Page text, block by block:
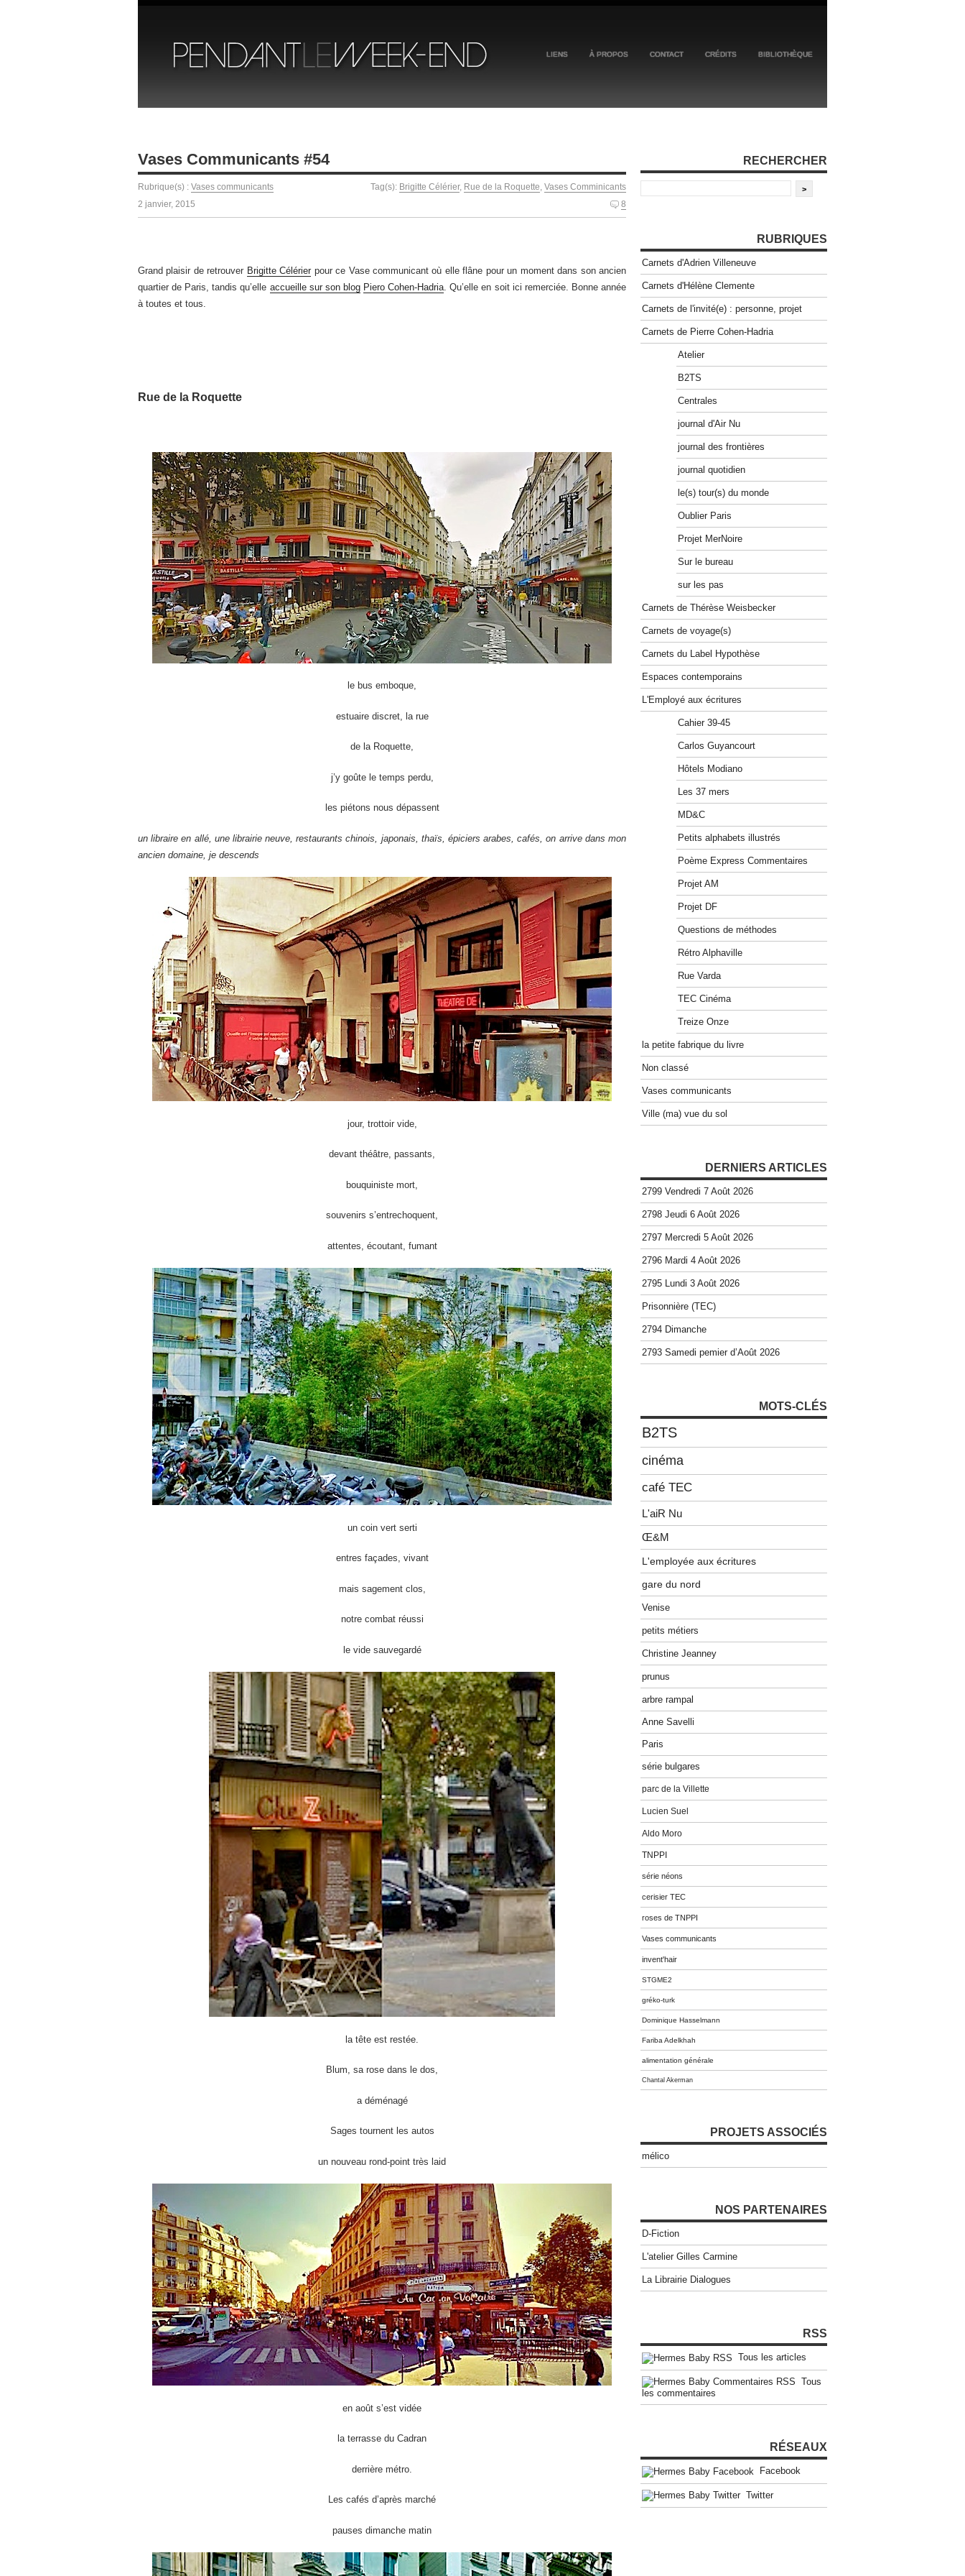
LIENS À PROPOS CONTACT CRÉDITS BIBLIOTHÈQUE
Vases Communicants #54
Rubrique(s) : Vases communicants Tag(s): Brigitte Célérier, Rue de la Roquette, Vases Comminicants
2 janvier, 2015
8
Grand plaisir de retrouver Brigitte Célérier pour ce Vase communicant où elle flâne pour un moment dans son ancien
quartier de Paris, tandis qu’elle accueille sur son blog Piero Cohen-Hadria. Qu’elle en soit ici remerciée. Bonne année
à toutes et tous.
Rue de la Roquette
le bus emboque,
estuaire discret, la rue
de la Roquette,
j’y goûte le temps perdu,
les piétons nous dépassent
un libraire en allé, une librairie neuve, restaurants chinois, japonais, thaïs, épiciers arabes, cafés, on arrive dans mon
ancien domaine, je descends
jour, trottoir vide,
devant théâtre, passants,
bouquiniste mort,
souvenirs s’entrechoquent,
attentes, écoutant, fumant
un coin vert serti
entres façades, vivant
mais sagement clos,
notre combat réussi
le vide sauvegardé
la tête est restée.
Blum, sa rose dans le dos,
a déménagé
Sages tournent les autos
un nouveau rond-point très laid
en août s’est vidée
la terrasse du Cadran
derrière métro.
Les cafés d’après marché
pauses dimanche matin
RECHERCHER
RUBRIQUES
Carnets d'Adrien Villeneuve
Carnets d'Hélène Clemente
Carnets de l'invité(e) : personne, projet
Carnets de Pierre Cohen-Hadria
Atelier
B2TS
Centrales
journal d'Air Nu
journal des frontières
journal quotidien
le(s) tour(s) du monde
Oublier Paris
Projet MerNoire
Sur le bureau
sur les pas
Carnets de Thérèse Weisbecker
Carnets de voyage(s)
Carnets du Label Hypothèse
Espaces contemporains
L'Employé aux écritures
Cahier 39-45
Carlos Guyancourt
Hôtels Modiano
Les 37 mers
MD&C
Petits alphabets illustrés
Poème Express Commentaires
Projet AM
Projet DF
Questions de méthodes
Rétro Alphaville
Rue Varda
TEC Cinéma
Treize Onze
la petite fabrique du livre
Non classé
Vases communicants
Ville (ma) vue du sol
DERNIERS ARTICLES
2799 Vendredi 7 Août 2026
2798 Jeudi 6 Août 2026
2797 Mercredi 5 Août 2026
2796 Mardi 4 Août 2026
2795 Lundi 3 Août 2026
Prisonnière (TEC)
2794 Dimanche
2793 Samedi pemier d’Août 2026
MOTS-CLÉS
B2TS
cinéma
café TEC
L'aiR Nu
Œ&M
L'employée aux écritures
gare du nord
Venise
petits métiers
Christine Jeanney
prunus
arbre rampal
Anne Savelli
Paris
série bulgares
parc de la Villette
Lucien Suel
Aldo Moro
TNPPI
série néons
cerisier TEC
roses de TNPPI
Vases communicants
invent'hair
STGME2
gréko-turk
Dominique Hasselmann
Fariba Adelkhah
alimentation générale
Chantal Akerman
PROJETS ASSOCIÉS
mélico
NOS PARTENAIRES
D-Fiction
L'atelier Gilles Carmine
La Librairie Dialogues
RSS
Tous les articles
Tous
les commentaires
RÉSEAUX
Facebook
Twitter